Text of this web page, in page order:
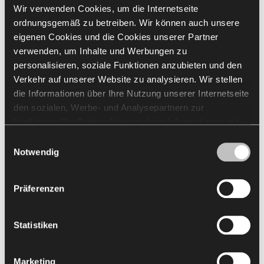
Wir verwenden Cookies, um die Internetseite
ordnungsgemäß zu betreiben. Wir können auch unsere
eigenen Cookies und die Cookies unserer Partner
verwenden, um Inhalte und Werbungen zu
personalisieren, soziale Funktionen anzubieten und den
Verkehr auf unserer Website zu analysieren. Wir stellen
die Informationen über Ihre Nutzung unserer Internetseite
den sozialen, Werbe- und Analysepartnern zur
erhaltenen Daten kombinieren. Die Verwendung von
Statistik-, Marketing- und Benutzerpräferenzen-Cookies
erfordert Ihre Zustimmung, welche Sie durch das Klicken
auf „Alle zulassen“ erteilen können. Wenn Sie Ihre
„Auswahl zulassen“. Sie können Ihre
Einwilligung/Einwilligungen jederzeit widerrufen, indem
Notwendig
Präferenzen
Statistiken
Marketing
22761 Hamburg, Germany